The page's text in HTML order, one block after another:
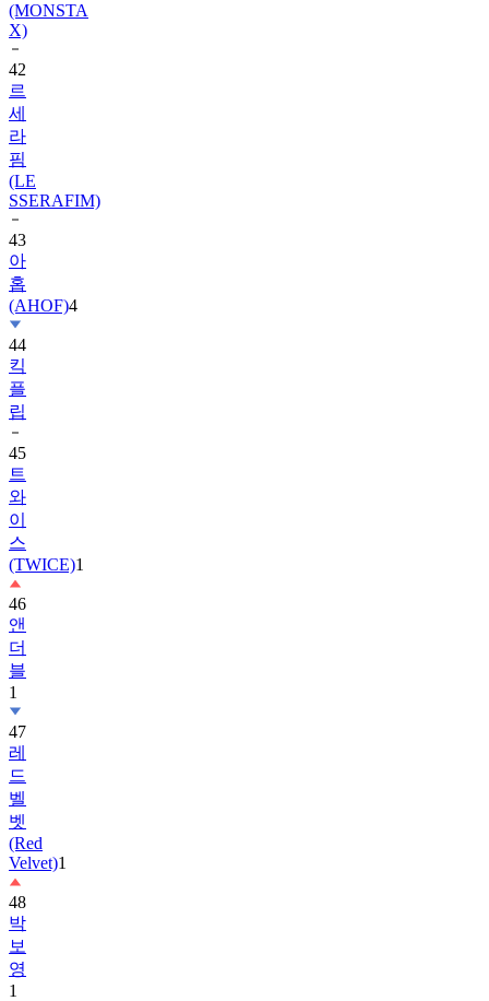
(MONSTA
X)
42
르
세
라
핌
(LE
SSERAFIM)
43
아
홉
(AHOF)4
44
킥
플
립
45
트
와
이
스
(TWICE)1
46
앤
더
블
1
47
레
드
벨
벳
(Red
Velvet)1
48
박
보
영
1